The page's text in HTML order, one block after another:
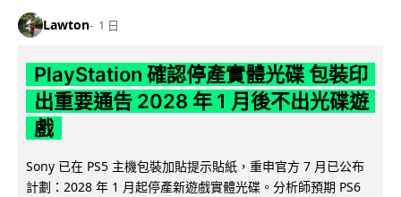
Lawton 1 日
PlayStation 確認停產實體光碟 包裝印
出重要通告 2028 年 1 月後不出光碟遊
戲
Sony 已在 PS5 主機包裝加貼提示貼紙，重申官方 7 月已公布
計劃：2028 年 1 月起停產新遊戲實體光碟。分析師預期 PS6